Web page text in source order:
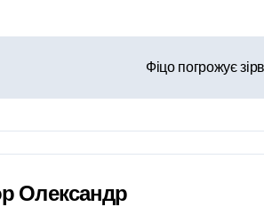
Фіцо погрожує
Олександр